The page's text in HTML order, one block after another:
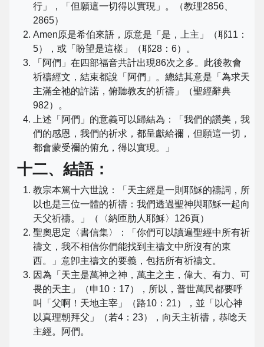
行」，「但願這一切得以實現」。（教理2856、
2865）
Amen原是希伯來語，原意是「是，上主」（耶11：
5），或「盼望是這樣」（耶28：6）。
「阿們」在四部福音共計出現86次之多。此後教會
祈禱經文，結束都說「阿們」。總結其意是「為求天
主滿全祂的許諾，俯聽教友的祈禱」（聖經辭典
982）。
上述「阿們」的意義可以歸結為：「我們的讚美，我
們的感恩，我們的祈求，都呈獻給禰，但願這一切，
都會蒙受禰的俯允，得以實現。」
十二、結語：
教宗本篤十六世說：「天主經是一則耶穌的禱詞，所
以也是三位一體的祈禱：我們透過聖神與耶穌一起向
天父祈禱。」（〈納匝肋人耶穌〉126頁）
聖奧思定〈書信集〉：「你們可以讀遍聖經中所有祈
禱文，我不相信你們能找到主禱文中所沒有的東
西。」意卽主禱文的要義，包括所有祈禱文。
因為「天主是萬神之神，萬主之主，偉大、有力、可
畏的天主」（申10：17），所以，普世萬民都要呼
叫「父啊！天地主宰」（路10：21），並「以心神
以真理朝拜父」（若4：23），向天主祈禱，恭唸天
主經。阿們。